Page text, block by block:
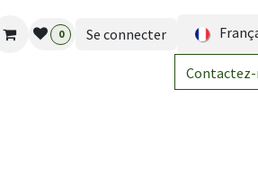
0 Se connecter
Contactez-